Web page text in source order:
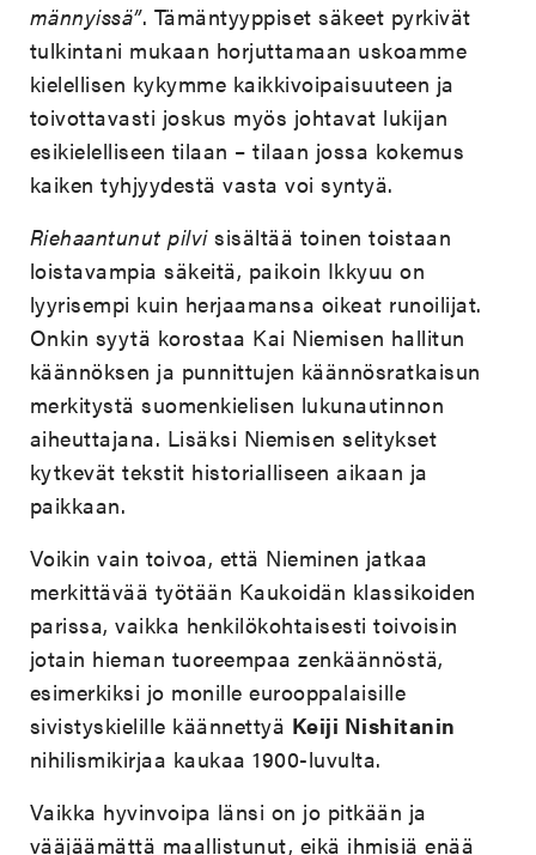
männyissä”. Tämäntyyppiset säkeet pyrkivät
tulkintani mukaan horjuttamaan uskoamme
kielellisen kykymme kaikkivoipaisuuteen ja
toivottavasti joskus myös johtavat lukijan
esikielelliseen tilaan – tilaan jossa kokemus
kaiken tyhjyydestä vasta voi syntyä.
Riehaantunut pilvisisältää toinen toistaan
loistavampia säkeitä, paikoin Ikkyuu on
lyyrisempi kuin herjaamansa oikeat runoilijat.
Onkin syytä korostaa Kai Niemisen hallitun
käännöksen ja punnittujen käännösratkaisun
merkitystä suomenkielisen lukunautinnon
aiheuttajana. Lisäksi Niemisen selitykset
kytkevät tekstit historialliseen aikaan ja
paikkaan.
Voikin vain toivoa, että Nieminen jatkaa
merkittävää työtään Kaukoidän klassikoiden
parissa, vaikka henkilökohtaisesti toivoisin
jotain hieman tuoreempaa zenkäännöstä,
esimerkiksi jo monille eurooppalaisille
sivistyskielille käännettyä Keiji Nishitanin
nihilismikirjaa kaukaa 1900-luvulta.
Vaikka hyvinvoipa länsi on jo pitkään ja
vääjäämättä maallistunut, eikä ihmisiä enää